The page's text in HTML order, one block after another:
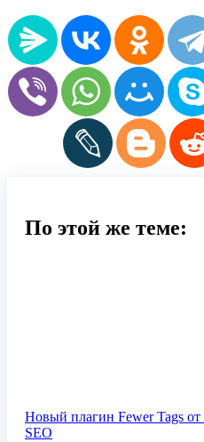
По этой же теме:
Новый плагин Fewer Tags от
SEO